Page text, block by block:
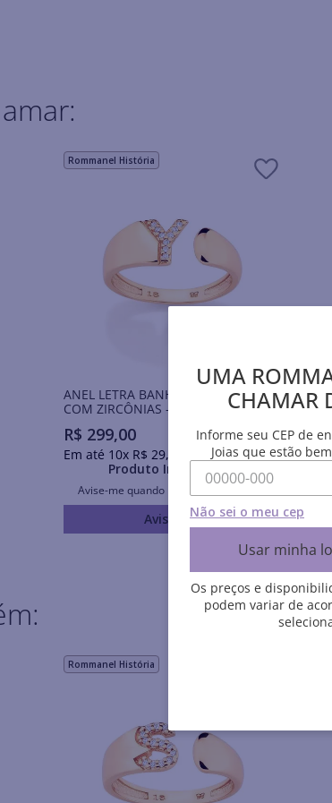
Rommanel História
ANEL LETRA BANHADO A OURO 18K
COM ZIRCÔNIAS -LETRA Y
R$ 299,00
Em até 10x R$ 29,
sem juros
Produto Indisponível
Avise-me quando retornar ao estoque
Avise-me
Rommanel História
UMA
CHAMAR
Informe seu CEP de
Joias que estão
Não sei o meu cep
Usar minha
Os preços e
podem variar de